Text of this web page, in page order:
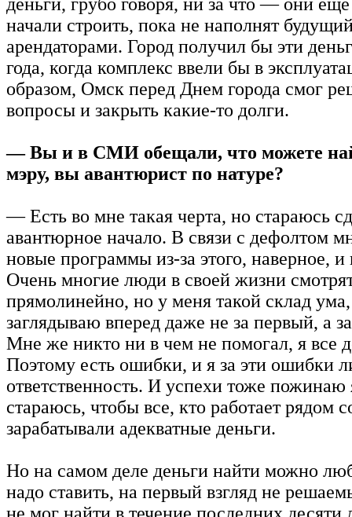
начали строить, пока не наполнят
арендаторами. Город получил бы эти
года, когда комплекс ввели бы в
образом, Омск перед Днем города смог
вопросы и закрыть какие-то долги.
— Вы и в СМИ обещали, что можете
мэру, вы авантюрист по натуре?
— Есть во мне такая черта, но стараюсь
авантюрное начало. В связи с дефолтом
новые программы из-за этого, наверное, и
Очень многие люди в своей жизни
прямолинейно, но у меня такой склад
заглядываю вперед даже не за первый, а
Мне же никто ни в чем не помогал, я все
Поэтому есть ошибки, и я за эти ошибки
ответственность. И успехи тоже пожинаю
стараюсь, чтобы все, кто работает рядом
зарабатывали адекватные деньги.
Но на самом деле деньги найти можно
надо ставить, на первый взгляд не